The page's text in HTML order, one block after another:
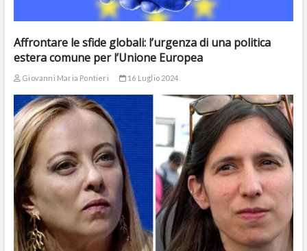
Affrontare le sfide globali: l’urgenza di una politica
estera comune per l’Unione Europea
Giovanni Maria Pontieri 16 Luglio 2024